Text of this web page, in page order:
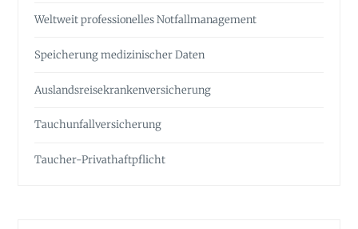
Weltweit professionelles Notfall­management
Speicherung medizinischer Daten
Auslandsreise­krankenversicherung
Tauchunfall­versicherung
Taucher-Privathaftpflicht